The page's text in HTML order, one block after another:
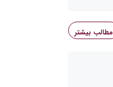
مطالب بیشتر